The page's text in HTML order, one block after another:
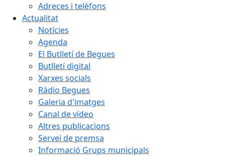
Adreces i telèfons
Actualitat
Notícies
Agenda
El Butlletí de Begues
Butlletí digital
Xarxes socials
Ràdio Begues
Galeria d'imatges
Canal de vídeo
Altres publicacions
Servei de premsa
Informació Grups municipals